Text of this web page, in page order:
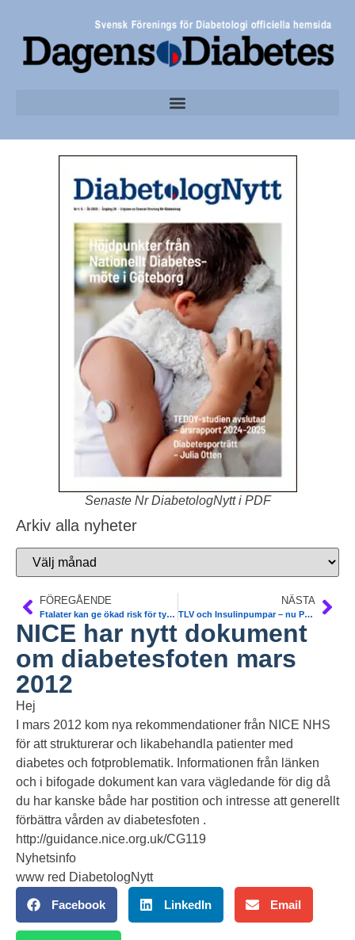
Senaste Nr DiabetologNytt i PDF
Arkiv alla nyheter
FÖREGÅENDE
Ftalater kan ge ökad risk för typ 2-diabetes
NÄSTA
TLV och Insulinpumpar – nu Pris och Kvalitet
NICE har nytt dokument
om diabetesfoten mars
2012
Hej
I mars 2012 kom nya rekommendationer från NICE NHS
för att strukturerar och likabehandla patienter med
diabetes och fotproblematik. Informationen från länken
och i bifogade dokument kan vara vägledande för dig då
du har kanske både har postition och intresse att generellt
förbättra vården av diabetesfoten .
http://guidance.nice.org.uk/CG119
Nyhetsinfo
www red DiabetologNytt
Facebook LinkedIn Email